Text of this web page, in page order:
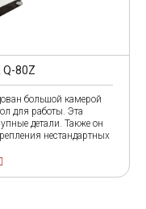
80Z
большой камерой
для работы. Эта
детали. Также он
нестандартных